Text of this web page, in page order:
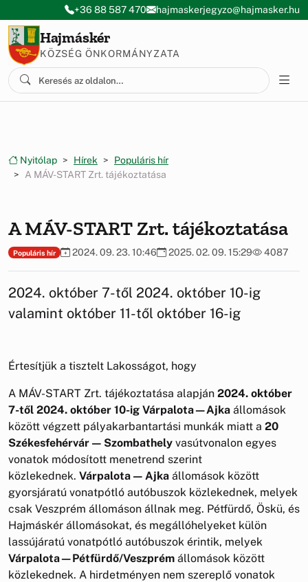
Ugrás a menüre
Ugrás a tartalomra
+36 88 587 470 hajmaskerjegyzo@hajmasker.hu
Hajmáskér
KÖZSÉG ÖNKORMÁNYZATA
Nyitólap Hírek
Populáris hír
A MÁV-START Zrt. tájékoztatása
A MÁV-START Zrt. tájékoztatása
Populáris hír 2024. 09. 23. 10:46 2025. 02. 09. 15:29 4087
2024. október 7-től 2024. október 10-ig
valamint október 11-től október 16-ig
Értesítjük a tisztelt Lakosságot, hogy
A MÁV-START Zrt. tájékoztatása alapján 2024. október
7-től 2024. október 10-ig Várpalota—Ajka állomások
között végzett pályakarbantartási munkák miatt a 20
Székesfehérvár — Szombathely vasútvonalon egyes
vonatok módosított menetrend szerint
közlekednek. Várpalota — Ajka állomások között
gyorsjáratú vonatpótló autóbuszok közlekednek, melyek
csak Veszprém állomáson állnak meg. Pétfürdő, Öskü, és
Hajmáskér állomásokat, és megállóhelyeket külön
lassújáratú vonatpótló autóbuszok érintik, melyek
Várpalota—Pétfürdő/Veszprém állomások között
közlekednek. A hirdetményen nem szereplő vonatok